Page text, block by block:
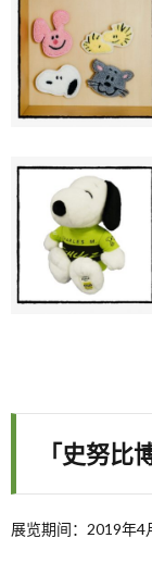
「史努
展览期间：2019年4